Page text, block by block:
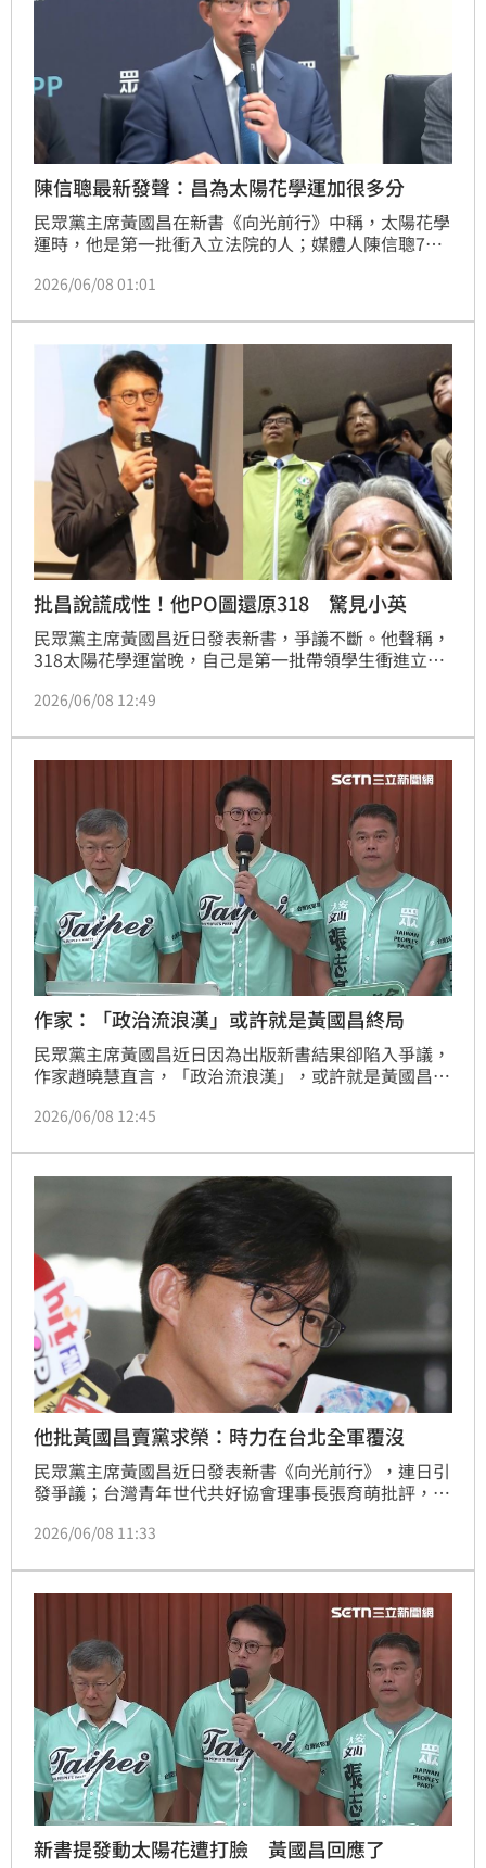
陳信聰最新發聲：昌為太陽花學運加很多分
民眾黨主席黃國昌在新書《向光前行》中稱，太陽花學
運時，他是第一批衝入立法院的人；媒體人陳信聰7日
上」，被解讀成打臉。陳信聰今（8）日再發聲，他
多能量、加了很多分，現在去爭執誰最衝、最有謀略，
不僅違背理性常識，更是無聊透頂。
2026/06/08 01:01
批昌說謊成性！他PO圖還原318 驚見小英
民眾黨主席黃國昌近日發表新書，爭議不斷。他聲稱，
318太陽花學運當晚，自己是第一批帶領學生衝進立法
信聰率先提出質疑，指出第一批學生衝進立法院時，黃
馮光遠今（8）日發文還原當晚經過，並秀出當年拍攝
的照片佐證，直言「有照片，有真相」。
2026/06/08 12:49
作家：「政治流浪漢」或許就是黃國昌終局
民眾黨主席黃國昌近日因為出版新書結果卻陷入爭議，
作家趙曉慧直言，「政治流浪漢」，或許就是黃國昌的
2026/06/08 12:45
他批黃國昌賣黨求榮：時力在台北全軍覆沒
民眾黨主席黃國昌近日發表新書《向光前行》，連日引
發爭議；台灣青年世代共好協會理事長張育萌批評，黃
2026/06/08 11:33
新書提發動太陽花遭打臉 黃國昌回應了